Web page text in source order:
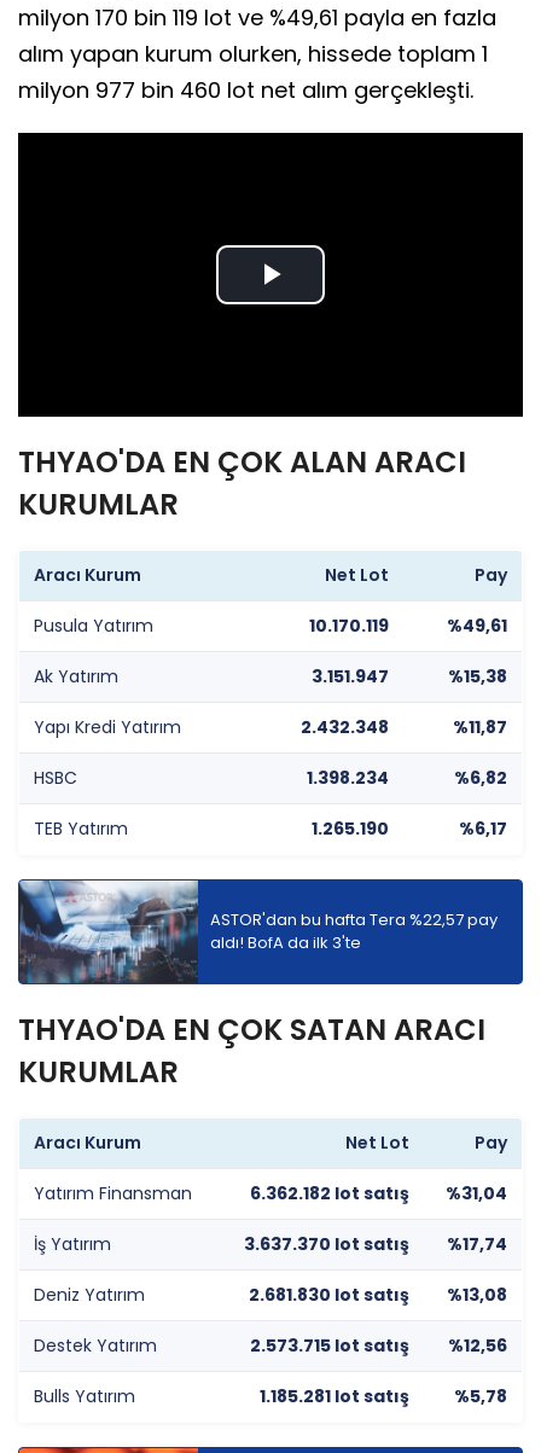
milyon 170 bin 119 lot ve %49,61 payla en fazla
alım yapan kurum olurken, hissede toplam 1
milyon 977 bin 460 lot net alım gerçekleşti.
Play
THYAO'DA EN ÇOK ALAN ARACI
KURUMLAR
Aracı Kurum Net Lot Pay
Pusula Yatırım 10.170.119 %49,61
Ak Yatırım 3.151.947 %15,38
Yapı Kredi Yatırım 2.432.348 %11,87
HSBC 1.398.234 %6,82
TEB Yatırım 1.265.190 %6,17
ASTOR'dan bu hafta Tera %22,57 pay
aldı! BofA da ilk 3'te
THYAO'DA EN ÇOK SATAN ARACI
KURUMLAR
Aracı Kurum Net Lot Pay
Yatırım Finansman 6.362.182 lot satış %31,04
İş Yatırım 3.637.370 lot satış %17,74
Deniz Yatırım 2.681.830 lot satış %13,08
Destek Yatırım 2.573.715 lot satış %12,56
Bulls Yatırım 1.185.281 lot satış %5,78